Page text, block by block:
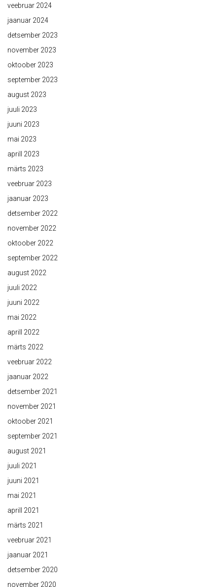
veebruar 2024
jaanuar 2024
detsember 2023
november 2023
oktoober 2023
september 2023
august 2023
juuli 2023
juuni 2023
mai 2023
aprill 2023
märts 2023
veebruar 2023
jaanuar 2023
detsember 2022
november 2022
oktoober 2022
september 2022
august 2022
juuli 2022
juuni 2022
mai 2022
aprill 2022
märts 2022
veebruar 2022
jaanuar 2022
detsember 2021
november 2021
oktoober 2021
september 2021
august 2021
juuli 2021
juuni 2021
mai 2021
aprill 2021
märts 2021
veebruar 2021
jaanuar 2021
detsember 2020
november 2020